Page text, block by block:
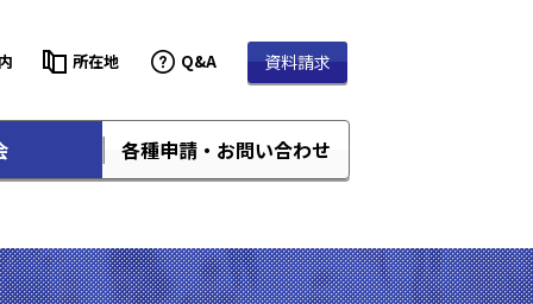
所在地 Q&A 資料請求
各種申請・お問い合わせ